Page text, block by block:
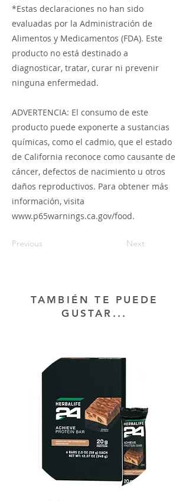
*Estas declaraciones no han sido
evaluadas por la Administración de
Alimentos y Medicamentos (FDA). Este
producto no está destinado a
diagnosticar, tratar, curar ni prevenir
ninguna enfermedad.
ADVERTENCIA: El consumo de este
producto puede exponerte a sustancias
químicas, como el cadmio, que el estado
de California reconoce como causante de
cáncer, defectos de nacimiento u otros
daños reproductivos. Para obtener más
información, visita
www.p65warnings.ca.gov/food.
Previous Next
TAMBIÉN TE PUEDE
GUSTAR...